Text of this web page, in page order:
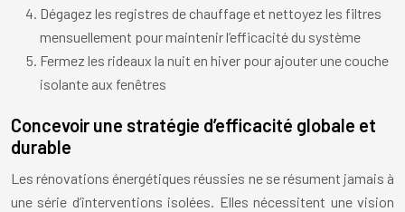
Dégagez les registres de chauffage et nettoyez les filtres
mensuellement pour maintenir l’efficacité du système
Fermez les rideaux la nuit en hiver pour ajouter une couche
isolante aux fenêtres
Concevoir une stratégie d’efficacité globale et
durable
Les rénovations énergétiques réussies ne se résument jamais à
une série d’interventions isolées. Elles nécessitent une vision